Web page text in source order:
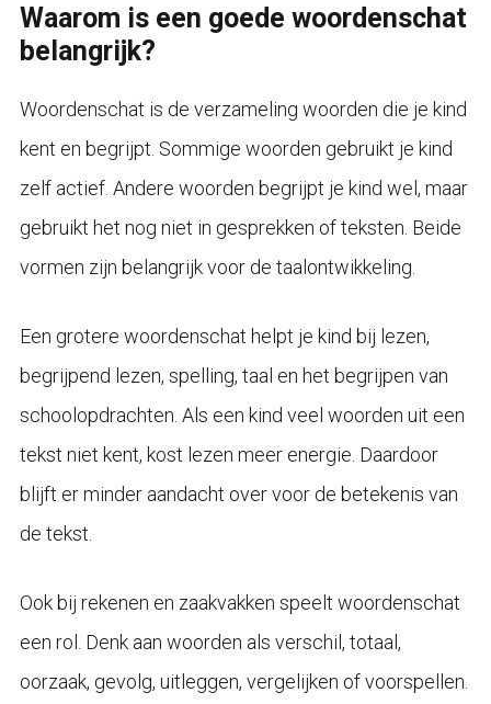
Waarom is een goede woordenschat
belangrijk?
Woordenschat is de verzameling woorden die je kind
kent en begrijpt. Sommige woorden gebruikt je kind
zelf actief. Andere woorden begrijpt je kind wel, maar
gebruikt het nog niet in gesprekken of teksten. Beide
vormen zijn belangrijk voor de taalontwikkeling.
Een grotere woordenschat helpt je kind bij lezen,
begrijpend lezen, spelling, taal en het begrijpen van
schoolopdrachten. Als een kind veel woorden uit een
tekst niet kent, kost lezen meer energie. Daardoor
blijft er minder aandacht over voor de betekenis van
de tekst.
Ook bij rekenen en zaakvakken speelt woordenschat
een rol. Denk aan woorden als verschil, totaal,
oorzaak, gevolg, uitleggen, vergelijken of voorspellen.